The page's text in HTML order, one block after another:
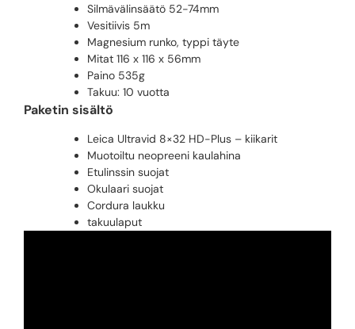
Silmävälinsäätö 52-74mm
Vesitiivis 5m
Magnesium runko, typpi täyte
Mitat 116 x 116 x 56mm
Paino 535g
Takuu: 10 vuotta
Paketin sisältö
Leica Ultravid 8×32 HD-Plus – kiikarit
Muotoiltu neopreeni kaulahina
Etulinssin suojat
Okulaari suojat
Cordura laukku
takuulaput